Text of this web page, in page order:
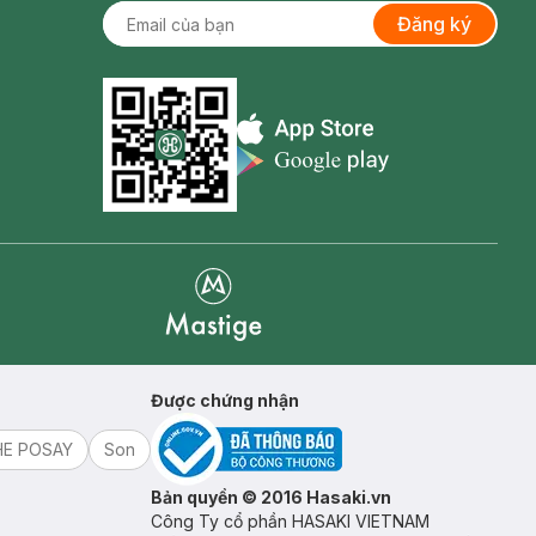
Đăng ký
Appstore icon
POSAY
Son
Được chứng nhận
Bản quyền © 2016 Hasaki.vn
Công Ty cổ phần HASAKI VIETNAM